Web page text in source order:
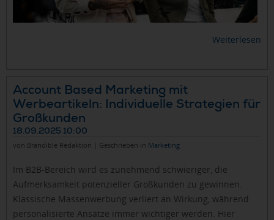
Weiterlesen
Account Based Marketing mit
Werbeartikeln: Individuelle Strategien für
Großkunden
18.09.2025 10:00
von Brandible Redaktion | Geschrieben in Marketing
Im B2B-Bereich wird es zunehmend schwieriger, die
Aufmerksamkeit potenzieller Großkunden zu gewinnen.
Klassische Massenwerbung verliert an Wirkung, während
personalisierte Ansätze immer wichtiger werden. Hier